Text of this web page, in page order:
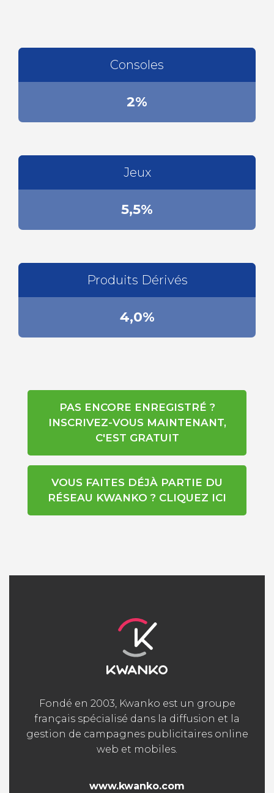
Consoles
2%
Jeux
5,5%
Produits Dérivés
4,0%
PAS ENCORE ENREGISTRÉ ?
INSCRIVEZ-VOUS MAINTENANT,
C'EST GRATUIT
VOUS FAITES DÉJÀ PARTIE DU
RÉSEAU KWANKO ? CLIQUEZ ICI
Fondé en 2003, Kwanko est un groupe
français spécialisé dans la diffusion et la
gestion de campagnes publicitaires online
web et mobiles.
www.kwanko.com